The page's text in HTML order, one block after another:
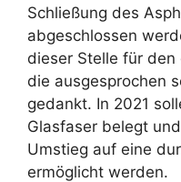
Schließung des
abgeschlossen
dieser Stelle für
die ausgesprochen
gedankt. In 2021
Glasfaser belegt
Umstieg auf eine
ermöglicht werden.